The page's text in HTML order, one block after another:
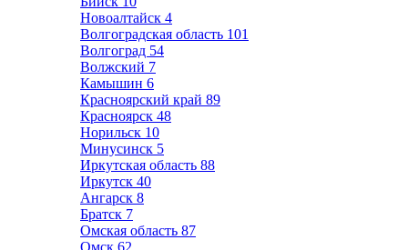
Новоалтайск 4
Волгоградская область 101
Волгоград 54
Волжский 7
Камышин 6
Красноярский край 89
Красноярск 48
Норильск 10
Минусинск 5
Иркутская область 88
Иркутск 40
Ангарск 8
Братск 7
Омская область 87
Омск 62